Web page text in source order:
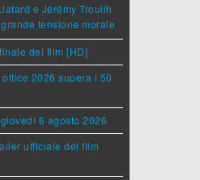
e Jérémy Trouilh
tensione morale
del film [HD]
2026 supera i 50
6 agosto 2026
ufficiale del film